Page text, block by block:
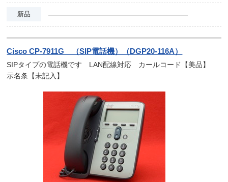
新品
Cisco CP-7911G （SIP電話機）（DGP20-116A）
SIPタイプの電話機です LAN配線対応 カールコード【美品】
示名条【未記入】